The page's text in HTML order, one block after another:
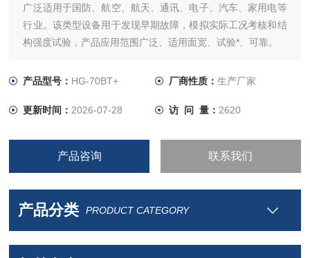
广泛适用于国防、航空、航天、通讯、电子、汽车、家用电等
行业。该类型设备用于发现早期故障，模拟实际工况考核和结
构强度试验，产品应用范围广泛、适用面宽、试验*、可靠。
产品型号： HG-70BT+ 厂商性质： 生产厂家
更新时间： 2026-07-28 访 问 量： 2620
产品咨询 联系我们
产品分类 PRODUCT CATEGORY